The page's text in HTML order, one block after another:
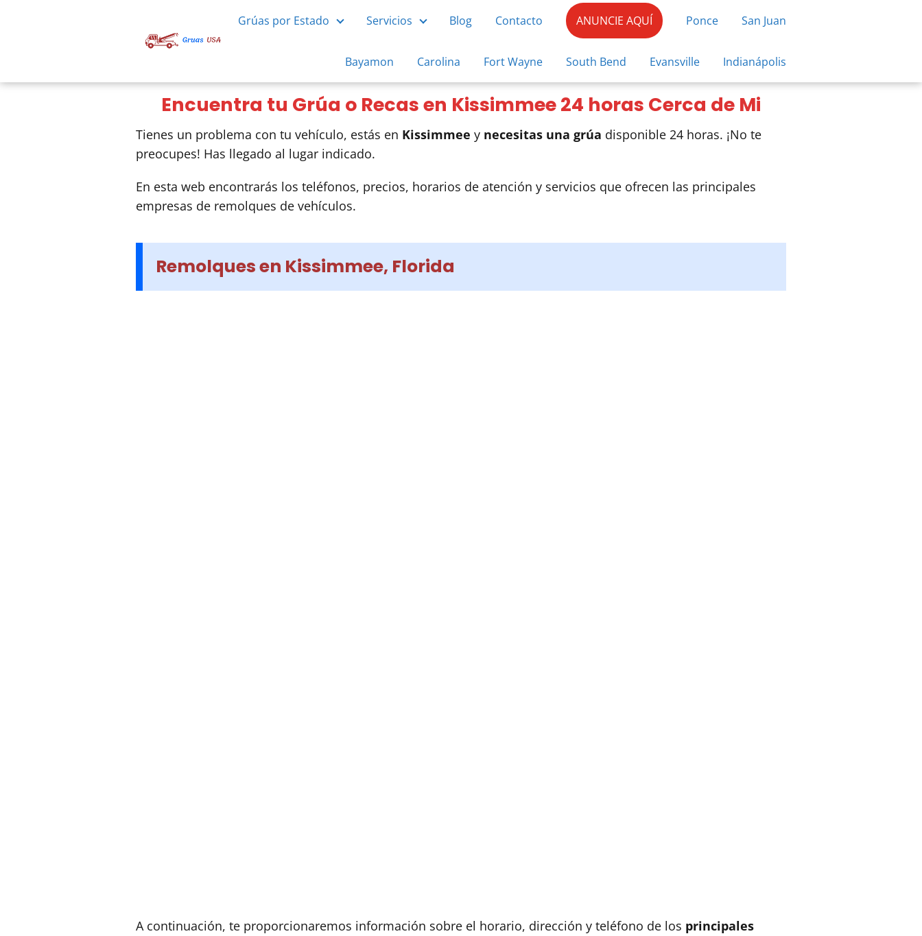
Grúas por Estado Servicios Blog Contacto ANUNCIE AQUÍ Ponce San Juan
Bayamon Carolina Fort Wayne South Bend Evansville Indianápolis
Encuentra tu Grúa o Recas en Kissimmee 24 horas Cerca de Mi
Tienes un problema con tu vehículo, estás en Kissimmee y necesitas una grúa disponible 24 horas. ¡No te
preocupes! Has llegado al lugar indicado.
En esta web encontrarás los teléfonos, precios, horarios de atención y servicios que ofrecen las principales
empresas de remolques de vehículos.
Remolques en Kissimmee, Florida
A continuación, te proporcionaremos información sobre el horario, dirección y teléfono de los principales